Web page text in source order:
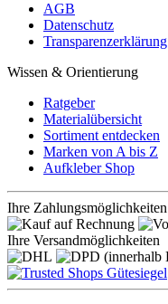
AGB
Datenschutz
Transparenzerklärung
Wissen & Orientierung
Ratgeber
Materialübersicht
Sortiment entdecken
Marken von A bis Z
Aufkleber Shop
Ihre Zahlungsmöglichkeiten
Ihre Versandmöglichkeiten